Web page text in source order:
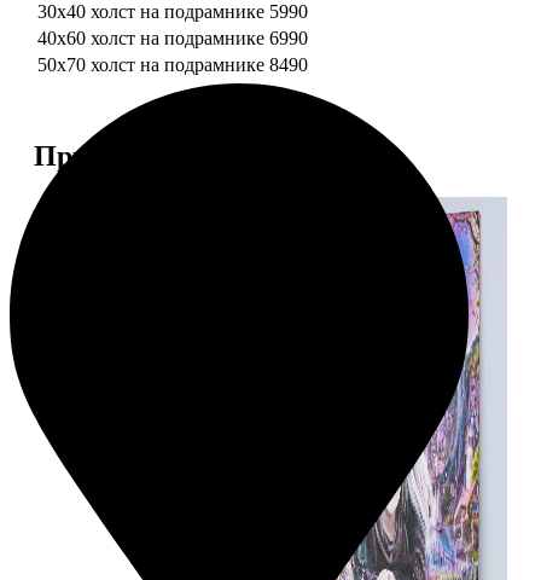
30х40 холст на подрамнике 5990
40х60 холст на подрамнике 6990
50х70 холст на подрамнике 8490
Примеры работ